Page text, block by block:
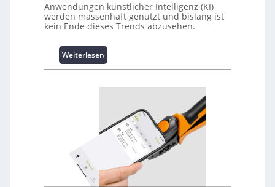
Anwendungen künstlicher Intelligenz (KI)
werden massenhaft genutzt und bislang ist
kein Ende dieses Trends abzusehen.
Weiterlesen:
K
r
f
m
a